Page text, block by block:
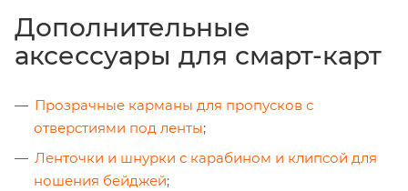
Дополнительные
аксессуары для смарт-карт
Прозрачные карманы для пропусков с
отверстиями под ленты;
Ленточки и шнурки с карабином и клипсой для
ношения бейджей;